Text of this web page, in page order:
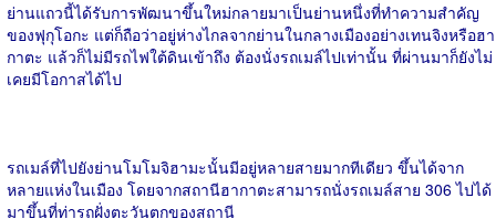
ย่านแถวนี้ได้รับการพัฒนาขึ้นใหม่กลายมาเป็นย่านหนึ่งที่ทำความสำคัญ
ของฟุกุโอกะ แต่ก็ถือว่าอยู่ห่างไกลจากย่านในกลางเมืองอย่างเทนจิงหรือฮา
กาตะ แล้วก็ไม่มีรถไฟใต้ดินเข้าถึง ต้องนั่งรถเมล์ไปเท่านั้น ที่ผ่านมาก็ยังไม่
เคยมีโอกาสได้ไป
รถเมล์ที่ไปยังย่านโมโมจิฮามะนั้นมีอยู่หลายสายมากทีเดียว ขึ้นได้จาก
หลายแห่งในเมือง โดยจากสถานีฮากาตะสามารถนั่งรถเมล์สาย 306 ไปได้
มาขึ้นที่ท่ารถฝั่งตะวันตกของสถานี